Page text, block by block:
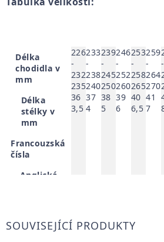
Délka
chodidla v
mm
Délka
stélky v
mm
Francouzská
čísla
Anglická
226
-
232
235
36
3,5
233
-
238
240
37
4
239
-
245
250
38
5
246
-
252
260
39
6
253
-
258
265
40
6,5
259
-
264
270
41
7
-
SOUVISEJÍCÍ PRODUKTY